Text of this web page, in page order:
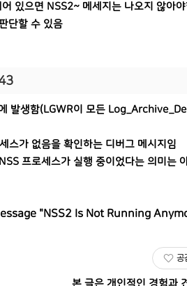
있으면 NSS2~ 메세지는 나오지 않아
단할 수 있음
발생함(LGWR이 모든
스가 없음을 확인하는 디버그 메시지임
프로세스가 실행 중이었다는 의미는
"NSS2 Is Not Running
공
본 글은 개인적인 경험과